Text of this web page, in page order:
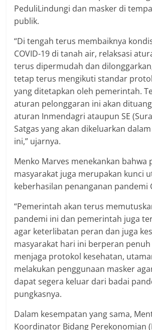
PeduliLindungi dan masker di
publik.
“Di tengah terus membaiknya
COVID-19 di tanah air, relaksasi
terus dipermudah dan
tetap terus mengikuti standar
yang ditetapkan oleh pemerintah.
aturan pelonggaran ini akan
aturan Inmendagri ataupun SE
Satgas yang akan dikeluarkan
ini,” ujarnya.
Menko Marves menekankan bahwa
masyarakat juga merupakan kunci
keberhasilan penanganan pandemi
“Pemerintah akan terus
pandemi ini dan pemerintah juga
agar keterlibatan peran dan juga
masyarakat hari ini berperan
menjaga protokol kesehatan,
melakukan penggunaan masker
dapat segera keluar dari badai
pungkasnya.
Dalam kesempatan yang sama,
Koordinator Bidang Perekonomian